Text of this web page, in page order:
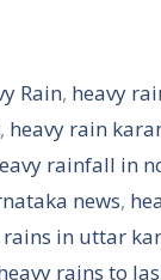
Rain, heavy
, heavy rain
rainfall in
news,
rains in uttar
rains to